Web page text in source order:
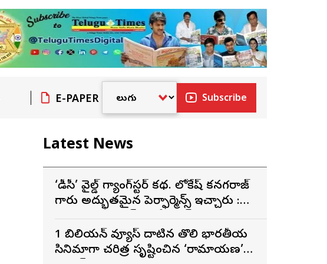
E-PAPER Subscribe
Latest News
‘డీసీ’ వైల్డ్ గ్యాంగ్‌స్టర్ కథ. లోకేష్ కనగరాజ్
గారు అద్భుతమైన పెర్ఫార్మెన్స్ ఇచ్చారు :
1 బిలియన్ వ్యూస్ దాటిన తొలి భారతీయ
సినిమాగా చరిత్ర సృష్టించిన ‘రామాయణ’